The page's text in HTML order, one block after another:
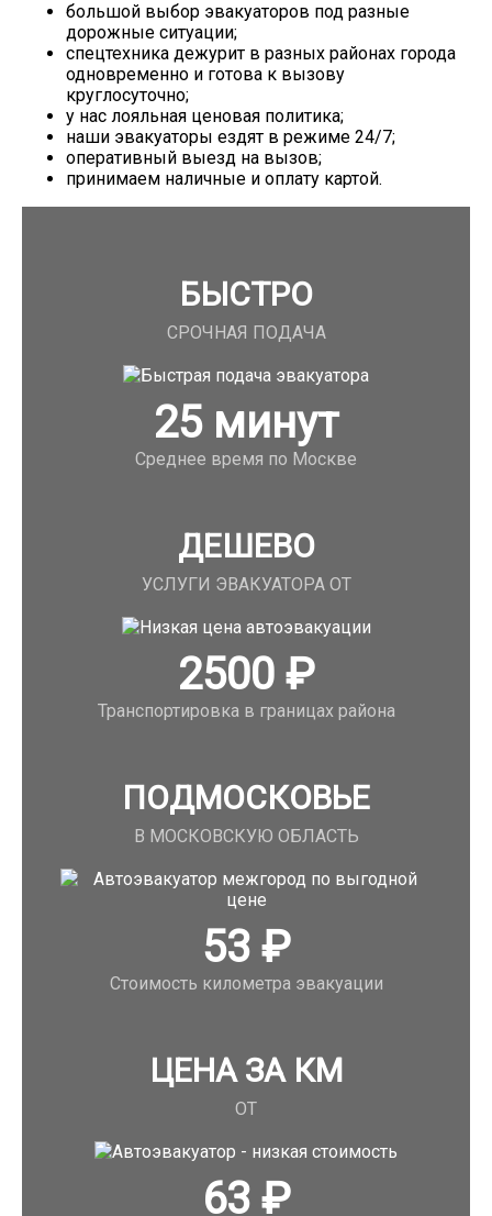
большой выбор эвакуаторов под разные
дорожные ситуации;
спецтехника дежурит в разных районах города
одновременно и готова к вызову
круглосуточно;
у нас лояльная ценовая политика;
наши эвакуаторы ездят в режиме 24/7;
оперативный выезд на вызов;
принимаем наличные и оплату картой.
БЫСТРО
СРОЧНАЯ ПОДАЧА
25минут
Среднее время по Москве
ДЕШЕВО
УСЛУГИ ЭВАКУАТОРА ОТ
2500₽
Транспортировка в границах района
ПОДМОСКОВЬЕ
В МОСКОВСКУЮ ОБЛАСТЬ
53₽
Стоимость километра эвакуации
ЦЕНА ЗА КМ
ОТ
63₽